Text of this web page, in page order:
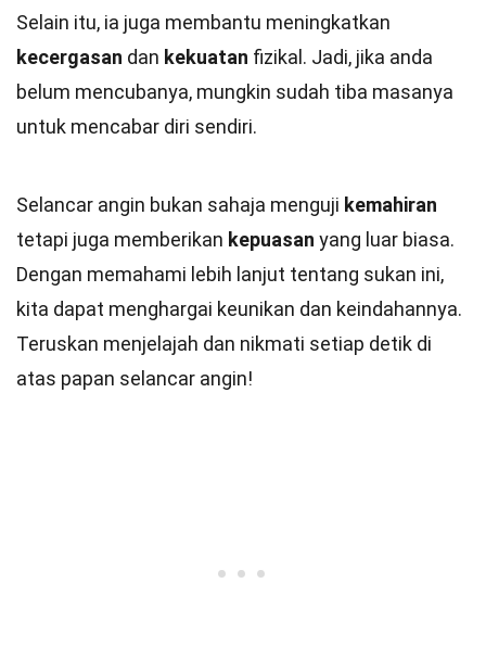
Selain itu, ia juga membantu meningkatkan
kecergasan dan kekuatan fizikal. Jadi, jika anda
belum mencubanya, mungkin sudah tiba masanya
untuk mencabar diri sendiri.
Selancar angin bukan sahaja menguji kemahiran
tetapi juga memberikan kepuasan yang luar biasa.
Dengan memahami lebih lanjut tentang sukan ini,
kita dapat menghargai keunikan dan keindahannya.
Teruskan menjelajah dan nikmati setiap detik di
atas papan selancar angin!